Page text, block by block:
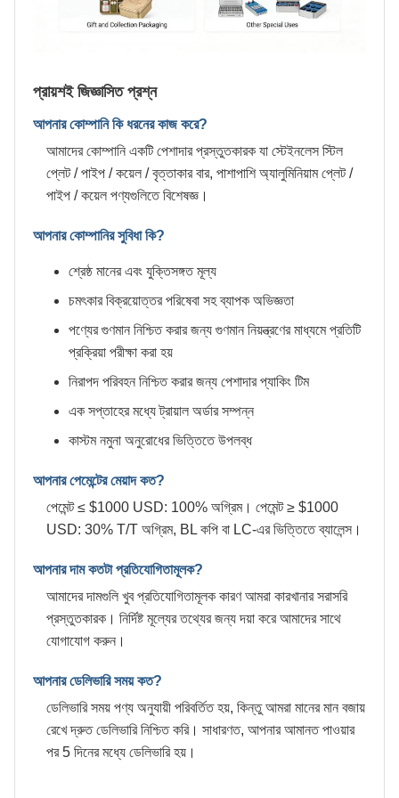
প্রায়শই জিজ্ঞাসিত প্রশ্ন
আপনার কোম্পানি কি ধরনের কাজ করে?
আমাদের কোম্পানি একটি পেশাদার প্রস্তুতকারক যা স্টেইনলেস স্টিল
প্লেট / পাইপ / কয়েল / বৃত্তাকার বার, পাশাপাশি অ্যালুমিনিয়াম প্লেট /
পাইপ / কয়েল পণ্যগুলিতে বিশেষজ্ঞ।
আপনার কোম্পানির সুবিধা কি?
শ্রেষ্ঠ মানের এবং যুক্তিসঙ্গত মূল্য
চমৎকার বিক্রয়োত্তর পরিষেবা সহ ব্যাপক অভিজ্ঞতা
পণ্যের গুণমান নিশ্চিত করার জন্য গুণমান নিয়ন্ত্রণের মাধ্যমে প্রতিটি
প্রক্রিয়া পরীক্ষা করা হয়
নিরাপদ পরিবহন নিশ্চিত করার জন্য পেশাদার প্যাকিং টিম
এক সপ্তাহের মধ্যে ট্রায়াল অর্ডার সম্পন্ন
কাস্টম নমুনা অনুরোধের ভিত্তিতে উপলব্ধ
আপনার পেমেন্টের মেয়াদ কত?
পেমেন্ট ≤ $1000 USD: 100% অগ্রিম। পেমেন্ট ≥ $1000
USD: 30% T/T অগ্রিম, BL কপি বা LC-এর ভিত্তিতে ব্যালেন্স।
আপনার দাম কতটা প্রতিযোগিতামূলক?
আমাদের দামগুলি খুব প্রতিযোগিতামূলক কারণ আমরা কারখানার সরাসরি
প্রস্তুতকারক। নির্দিষ্ট মূল্যের তথ্যের জন্য দয়া করে আমাদের সাথে
যোগাযোগ করুন।
আপনার ডেলিভারি সময় কত?
ডেলিভারি সময় পণ্য অনুযায়ী পরিবর্তিত হয়, কিন্তু আমরা মানের মান বজায়
রেখে দ্রুত ডেলিভারি নিশ্চিত করি। সাধারণত, আপনার আমানত পাওয়ার
পর 5 দিনের মধ্যে ডেলিভারি হয়।